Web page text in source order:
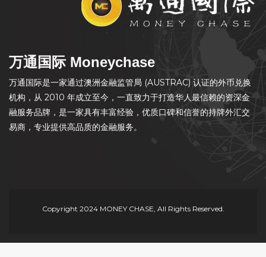
万通国际 Moneychase
万通国际是一家通过澳洲金融监管局 (AUSTRAC) 认证的外币兑换
机构，从 2010 年成立至今，一直致力于打造华人最信赖的资深金
融服务品牌，是一家具有丰富经验，优质口碑和信誉的持牌外汇交
易商，专业提供高品质的金融服务。
Copyright 2024 MONEY CHASE, All Rights Reserved.